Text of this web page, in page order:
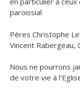
paroissial
Pères Christophe
Vincent Rabergeau,
Nous ne pourrons
de votre vie à